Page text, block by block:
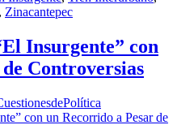
, Zinacantepec
Insurgente” con
Controversias